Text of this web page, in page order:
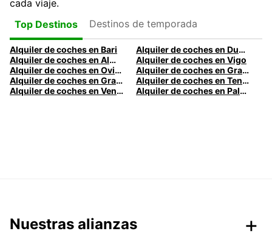
cada viaje.
Top Destinos
Destinos de temporada
Alquiler de coches en Bari
Alquiler de coches en Dublín
Alquiler de coches en Almería
Alquiler de coches en Vigo
Alquiler de coches en Oviedo
Alquiler de coches en Granada
Alquiler de coches en Gran Canaria
Alquiler de coches en Tenerife
Alquiler de coches en Venecia
Alquiler de coches en Palermo
Nuestras alianzas